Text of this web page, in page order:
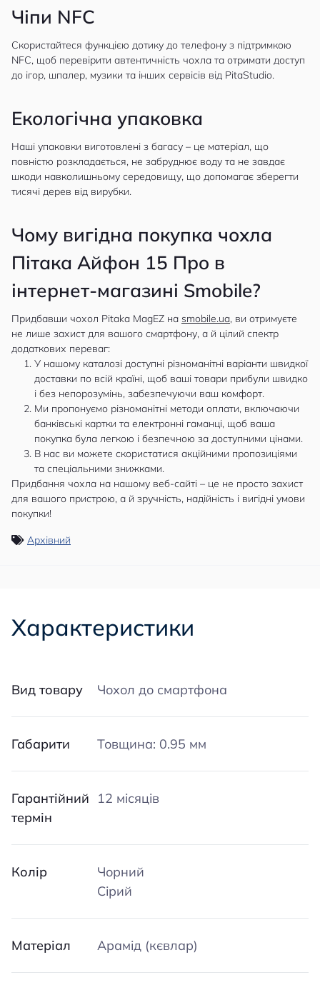
Чіпи NFC
Скористайтеся функцією дотику до телефону з підтримкою
NFC, щоб перевірити автентичність чохла та отримати доступ
до ігор, шпалер, музики та інших сервісів від PitaStudio.
Екологічна упаковка
Наші упаковки виготовлені з багасу – це матеріал, що
повністю розкладається, не забруднює воду та не завдає
шкоди навколишньому середовищу, що допомагає зберегти
тисячі дерев від вирубки.
Чому вигідна покупка чохла
Пітака Айфон 15 Прo в
інтернет-магазині Smobile?
Придбавши чохол Pitaka MagEZ на smobile.ua, ви отримуєте
не лише захист для вашого смартфону, а й цілий спектр
додаткових переваг:
У нашому каталозі доступні різноманітні варіанти швидкої
доставки по всій країні, щоб ваші товари прибули швидко
і без непорозумінь, забезпечуючи ваш комфорт.
Ми пропонуємо різноманітні методи оплати, включаючи
банківські картки та електронні гаманці, щоб ваша
покупка була легкою і безпечною за доступними цінами.
В нас ви можете скористатися акційними пропозиціями
та спеціальними знижками.
Придбання чохла на нашому веб-сайті – це не просто захист
для вашого пристрою, а й зручність, надійність і вигідні умови
покупки!
Архівний
Характеристики
Вид товару Чохол до смартфона
Габарити Товщина: 0.95 мм
Гарантійний
термін
12 місяців
Колір
Чорний
Сірий
Матеріал Арамід (кєвлар)